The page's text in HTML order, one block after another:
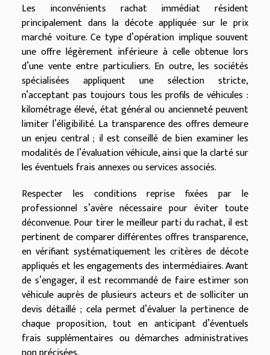
Les inconvénients rachat immédiat résident
principalement dans la décote appliquée sur le prix
marché voiture. Ce type d’opération implique souvent
une offre légèrement inférieure à celle obtenue lors
d’une vente entre particuliers. En outre, les sociétés
spécialisées appliquent une sélection stricte,
n’acceptant pas toujours tous les profils de véhicules :
kilométrage élevé, état général ou ancienneté peuvent
limiter l’éligibilité. La transparence des offres demeure
un enjeu central ; il est conseillé de bien examiner les
modalités de l’évaluation véhicule, ainsi que la clarté sur
les éventuels frais annexes ou services associés.
Respecter les conditions reprise fixées par le
professionnel s’avère nécessaire pour éviter toute
déconvenue. Pour tirer le meilleur parti du rachat, il est
pertinent de comparer différentes offres transparence,
en vérifiant systématiquement les critères de décote
appliqués et les engagements des intermédiaires. Avant
de s’engager, il est recommandé de faire estimer son
véhicule auprès de plusieurs acteurs et de solliciter un
devis détaillé ; cela permet d’évaluer la pertinence de
chaque proposition, tout en anticipant d’éventuels
frais supplémentaires ou démarches administratives